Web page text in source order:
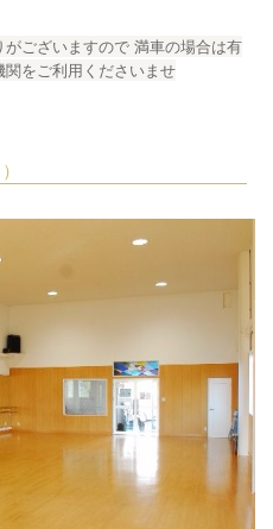
ございますので 満車の場合は有
をご利用くださいませ